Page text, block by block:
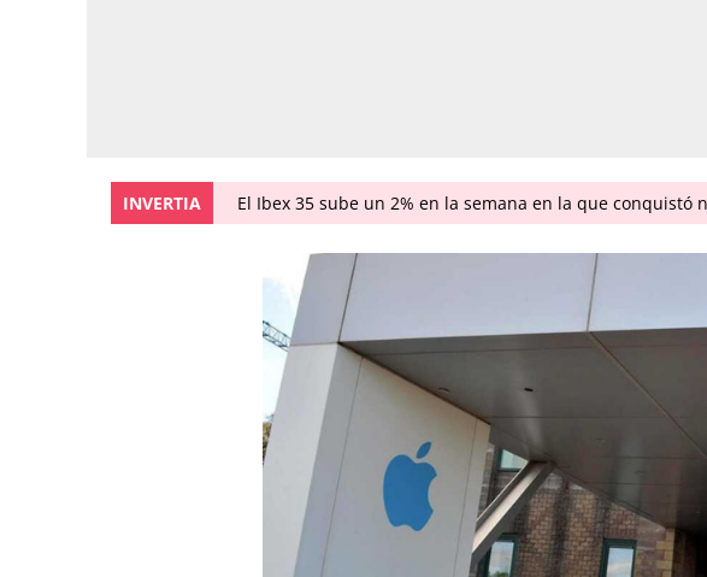
INVERTIA El Ibex 35 sube un 2% en la semana en la que